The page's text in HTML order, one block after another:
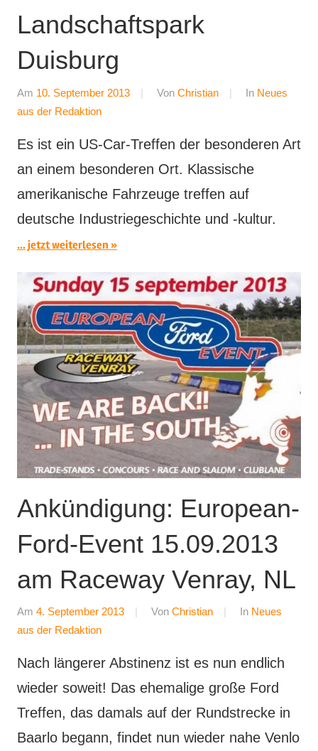
Landschaftspark
Duisburg
Am 10. September 2013 Von Christian In Neues
aus der Redaktion
Es ist ein US-Car-Treffen der besonderen Art
an einem besonderen Ort. Klassische
amerikanische Fahrzeuge treffen auf
deutsche Industriegeschichte und -kultur.
... jetzt weiterlesen
Ankündigung: European-
Ford-Event 15.09.2013
am Raceway Venray, NL
Am 4. September 2013 Von Christian In Neues
aus der Redaktion
Nach längerer Abstinenz ist es nun endlich
wieder soweit! Das ehemalige große Ford
Treffen, das damals auf der Rundstrecke in
Baarlo begann, findet nun wieder nahe Venlo